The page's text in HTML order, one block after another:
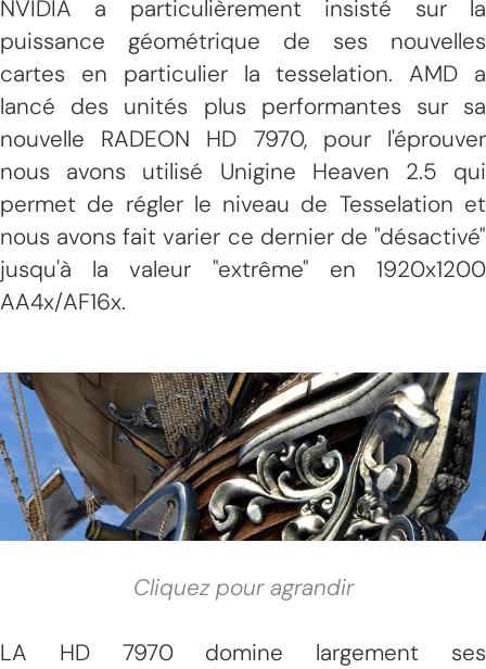
NVIDIA a particulièrement insisté sur la
puissance géométrique de ses nouvelles
cartes en particulier la tesselation. AMD a
lancé des unités plus performantes sur sa
nouvelle RADEON HD 7970, pour l'éprouver
nous avons utilisé Unigine Heaven 2.5 qui
permet de régler le niveau de Tesselation et
nous avons fait varier ce dernier de "désactivé"
jusqu'à la valeur "extrême" en 1920x1200
AA4x/AF16x.
Cliquez pour agrandir
LA HD 7970 domine largement ses